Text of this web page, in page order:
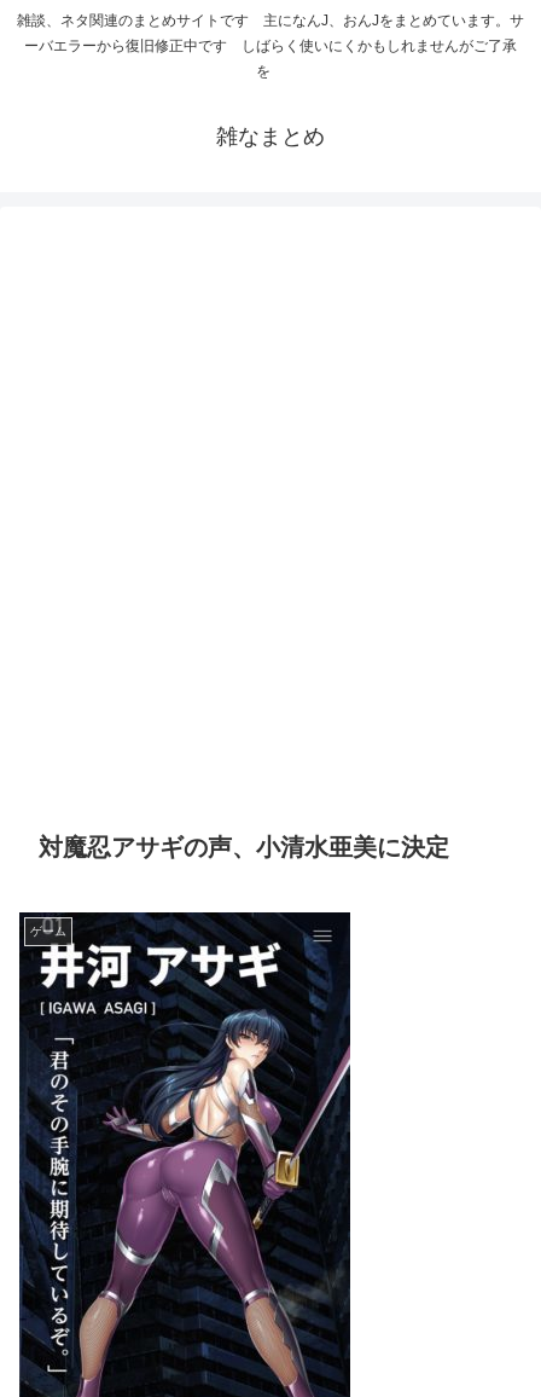
雑談、ネタ関連のまとめサイトです 主になんJ、おんJをまとめています。サ
ーバエラーから復旧修正中です しばらく使いにくかもしれませんがご了承
を
雑なまとめ
対魔忍アサギの声、小清水亜美に決定
ゲーム